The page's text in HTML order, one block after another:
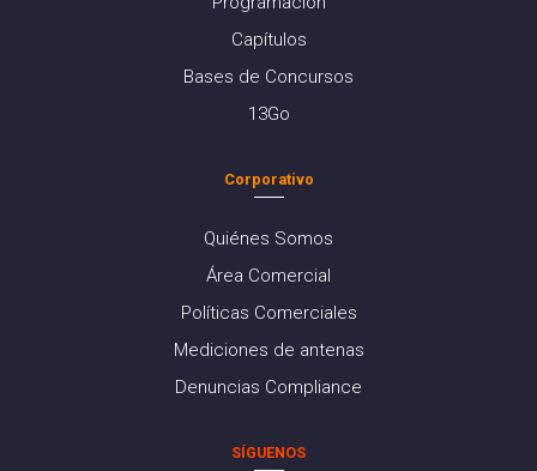
Capítulos
Bases de Concursos
13Go
Corporativo
Quiénes Somos
Área Comercial
Políticas Comerciales
Mediciones de antenas
Denuncias Compliance
SÍGUENOS